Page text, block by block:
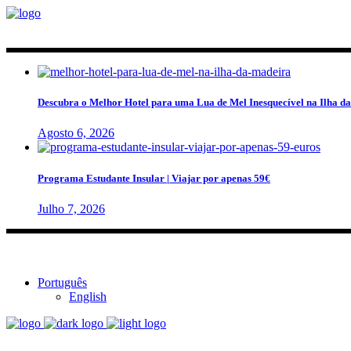
Descubra o Melhor Hotel para uma Lua de Mel Inesquecível na Ilha
Agosto 6, 2026
Programa Estudante Insular | Viajar por apenas 59€
Julho 7, 2026
Português
English